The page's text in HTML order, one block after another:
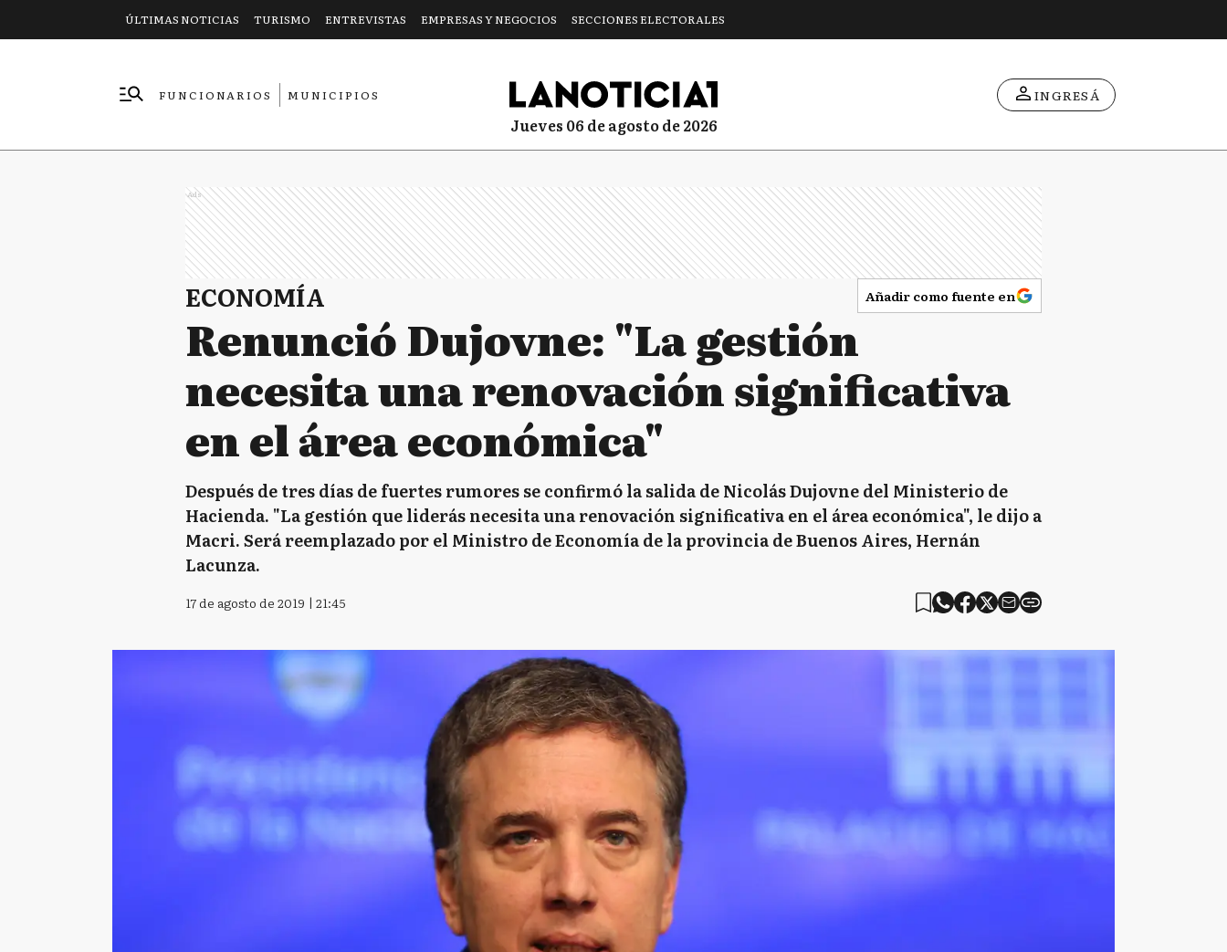
ÚLTIMAS NOTICIAS TURISMO ENTREVISTAS EMPRESAS Y NEGOCIOS SECCIONES ELECTORALES
FUNCIONARIOS
MUNICIPIOS
jueves 06 de agosto de 2026
INGRESÁ
Ads
ECONOMÍA Añadir como fuente en
Renunció Dujovne: "La gestión
necesita una renovación significativa
en el área económica"
Después de tres días de fuertes rumores se confirmó la salida de Nicolás Dujovne del Ministerio de
Hacienda. "La gestión que liderás necesita una renovación significativa en el área económica", le dijo a
Macri. Será reemplazado por el Ministro de Economía de la provincia de Buenos Aires, Hernán
Lacunza.
17 de agosto de 2019 | 21:45